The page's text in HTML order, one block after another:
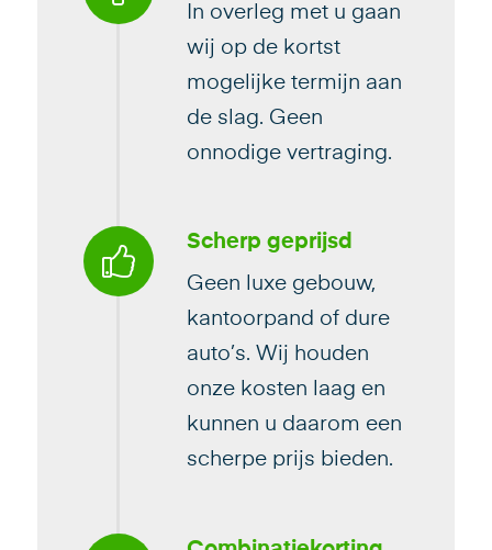
In overleg met u gaan
wij op de kortst
mogelijke termijn aan
de slag. Geen
onnodige vertraging.
Scherp geprijsd
Geen luxe gebouw,
kantoorpand of dure
auto’s. Wij houden
onze kosten laag en
kunnen u daarom een
scherpe prijs bieden.